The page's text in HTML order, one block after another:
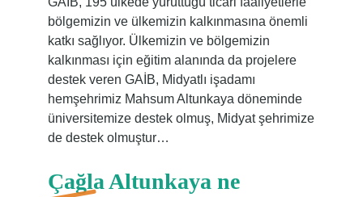
bölgemizin ve ülkemizin kalkınmasına önemli
katkı sağlıyor. Ülkemizin ve bölgemizin
kalkınması için eğitim alanında da projelere
destek veren GAİB, Midyatlı işadamı
hemşehrimiz Mahsum Altunkaya döneminde
üniversitemize destek olmuş, Midyat şehrimize
de destek olmuştur…
Çağla Altunkaya ne